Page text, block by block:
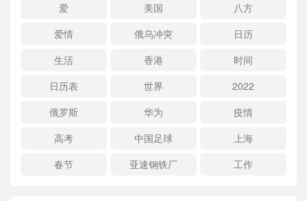
爱
美国
八方
爱情
俄乌冲突
日历
生活
香港
时间
日历表
世界
2022
俄罗斯
华为
疫情
高考
中国足球
上海
春节
亚速钢铁厂 工作